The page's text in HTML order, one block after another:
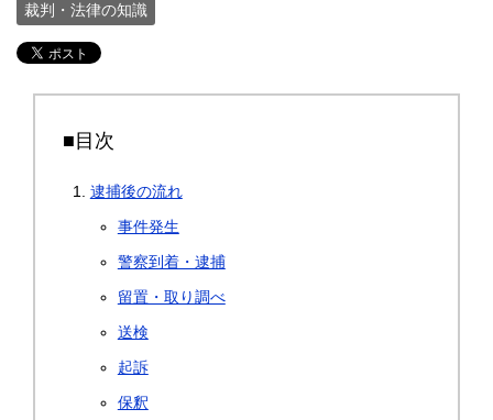
裁判・法律の知識
■目次
逮捕後の流れ
事件発生
警察到着・逮捕
留置・取り調べ
送検
起訴
保釈